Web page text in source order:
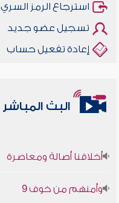
استرجاع الرمز السري
تسجيل عضو جديد
إعادة تفعيل حساب
البث المباشر
أخلاقنا أصالة ومعاصرة
وأمنهم من خوف 9